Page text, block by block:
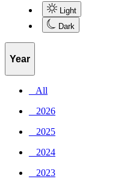
Light
Dark
Year
_ All
_ 2026
_ 2025
_ 2024
_ 2023